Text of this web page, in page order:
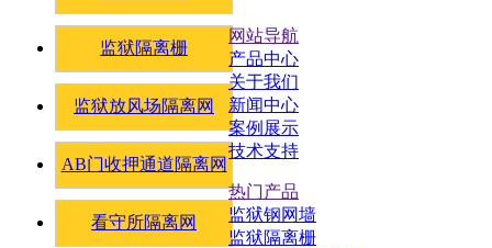
监狱隔离栅
监狱放风场隔离网
AB门收押通道隔离网
看守所隔离网
网站导航
产品中心
关于我们
新闻中心
案例展示
技术支持
热门产品
监狱钢网墙
监狱隔离栅